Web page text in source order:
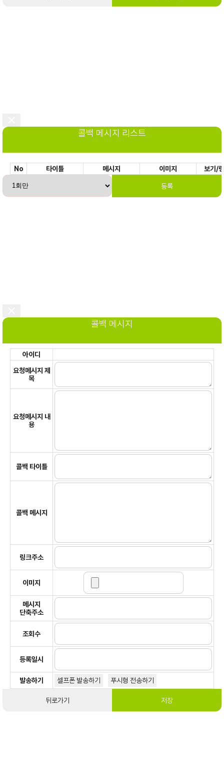
콜백 메시지 리스트
No 타이틀 메시지 이미지 보기/
등록
콜백 메시지
아이디
요청메시지 제
목
요청메시지 내
용
콜백 타이틀
콜백 메시지
링크주소
이미지
메시지
단축주소
조회수
등록일시
발송하기 셀프폰 발송하기 푸시형 전송하기
뒤로가기 저장